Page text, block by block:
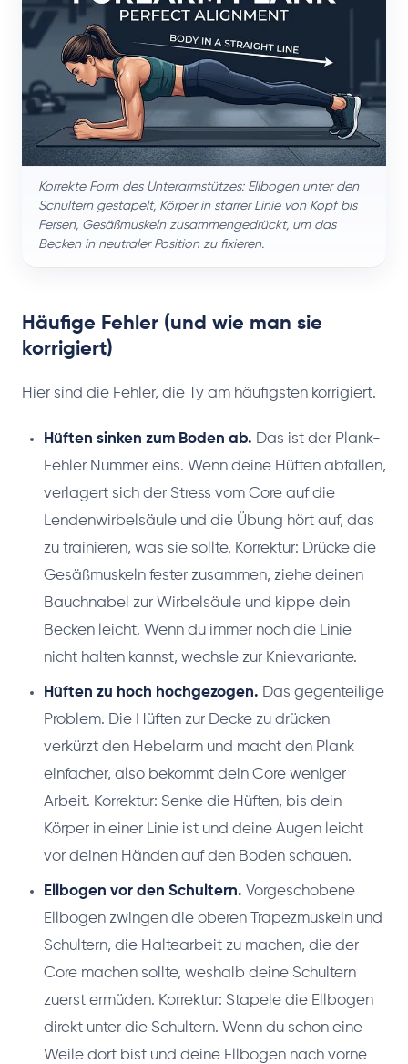
Korrekte Form des Unterarmstützes: Ellbogen unter den
Schultern gestapelt, Körper in starrer Linie von Kopf bis
Fersen, Gesäßmuskeln zusammengedrückt, um das
Becken in neutraler Position zu fixieren.
Häufige Fehler (und wie man sie
korrigiert)
Hier sind die Fehler, die Ty am häufigsten korrigiert.
Hüften sinken zum Boden ab. Das ist der Plank-
Fehler Nummer eins. Wenn deine Hüften abfallen,
verlagert sich der Stress vom Core auf die
Lendenwirbelsäule und die Übung hört auf, das
zu trainieren, was sie sollte. Korrektur: Drücke die
Gesäßmuskeln fester zusammen, ziehe deinen
Bauchnabel zur Wirbelsäule und kippe dein
Becken leicht. Wenn du immer noch die Linie
nicht halten kannst, wechsle zur Knievariante.
Hüften zu hoch hochgezogen. Das gegenteilige
Problem. Die Hüften zur Decke zu drücken
verkürzt den Hebelarm und macht den Plank
einfacher, also bekommt dein Core weniger
Arbeit. Korrektur: Senke die Hüften, bis dein
Körper in einer Linie ist und deine Augen leicht
vor deinen Händen auf den Boden schauen.
Ellbogen vor den Schultern. Vorgeschobene
Ellbogen zwingen die oberen Trapezmuskeln und
Schultern, die Haltearbeit zu machen, die der
Core machen sollte, weshalb deine Schultern
zuerst ermüden. Korrektur: Stapele die Ellbogen
direkt unter die Schultern. Wenn du schon eine
Weile dort bist und deine Ellbogen nach vorne